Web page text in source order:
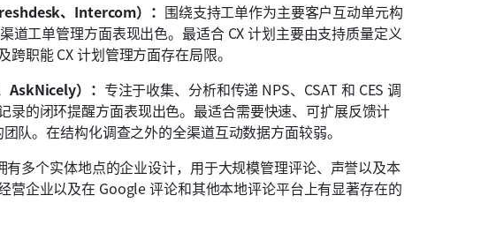
、Intercom）： 围绕支持工单作为主要客户互动单元构
道工单管理方面表现出色。最适合 CX 计划主要由支持质量定义
职能 CX 计划管理方面存在局限。
）： 专注于收集、分析和传递 NPS、CSAT 和 CES 调
录的闭环提醒方面表现出色。最适合需要快速、可扩展反馈计
队。在结构化调查之外的全渠道互动数据方面较弱。
有多个实体地点的企业设计，用于大规模管理评论、声誉以及本
营企业以及在 Google 评论和其他本地评论平台上有显著存在的